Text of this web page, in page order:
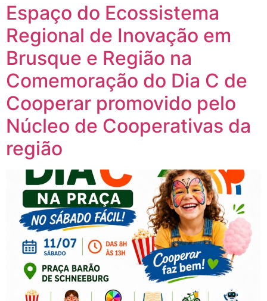
Espaço do Ecossistema
Regional de Inovação em
Brusque e Região na
Comemoração do Dia C de
Cooperar promovido pelo
Núcleo de Cooperativas da
região